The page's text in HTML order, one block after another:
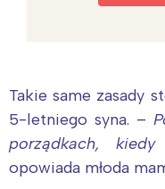
Takie same zasady
5-letniego syna. –
porządkach,
opowiada młoda